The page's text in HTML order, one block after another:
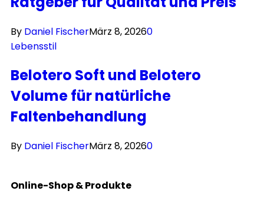
By Daniel FischerMärz 8, 20260
Lebensstil
Belotero Soft und Belotero
Volume für natürliche
Faltenbehandlung
By Daniel FischerMärz 8, 20260
Online-Shop &Produkte